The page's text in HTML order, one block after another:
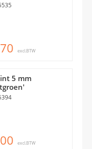
excl.BTW
5 mm
excl.BTW